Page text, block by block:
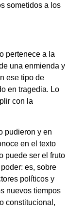
sometidos a los
pertenece a la
una enmienda y
ese tipo de
en tragedia. Lo
con la
pudieron y en
en el texto
puede ser el fruto
es, sobre
políticos y
nuevos tiempos
constitucional,